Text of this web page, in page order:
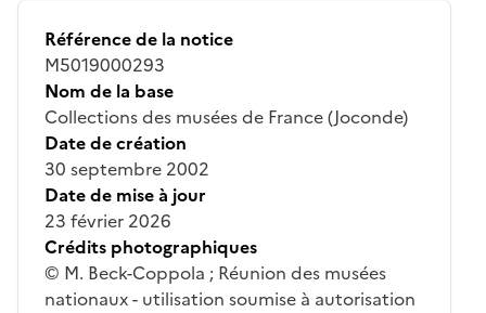
Référence de la notice
M5019000293
Nom de la base
Collections des musées de France (Joconde)
Date de création
30 septembre 2002
Date de mise à jour
23 février 2026
Crédits photographiques
© M. Beck-Coppola ; Réunion des musées
nationaux - utilisation soumise à autorisation